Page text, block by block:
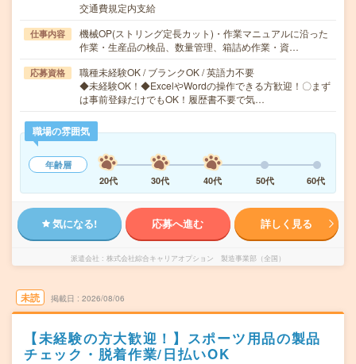
交通費規定内支給
仕事内容
機械OP(ストリング定長カット)・作業マニュアルに沿った
作業・生産品の検品、数量管理、箱詰め作業・資…
応募資格
職種未経験OK / ブランクOK / 英語力不要
◆未経験OK！◆ExcelやWordの操作できる方歓迎！〇まず
は事前登録だけでもOK！履歴書不要で気…
職場の雰囲気
年齢層
20代
30代 40代 50代 60代
気になる! 応募へ進む 詳しく見る
派遣会社 株式会社綜合キャリアオプション 製造事業部（全国）
未読 掲載日 2026/08/06
【未経験の方大歓迎！】スポーツ用品の製品
チェック・脱着作業/日払いOK